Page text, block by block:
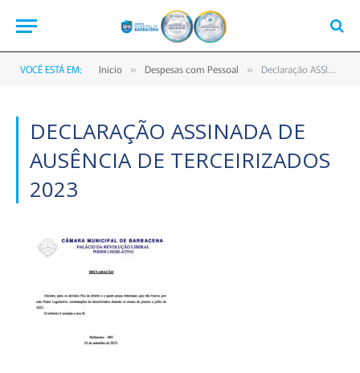
VOCÊ ESTÁ EM: Início » Despesas com Pessoal » Declaração ASSINADA de Ausência de Terceirizados 2023
DECLARAÇÃO ASSINADA DE
AUSÊNCIA DE TERCEIRIZADOS
2023